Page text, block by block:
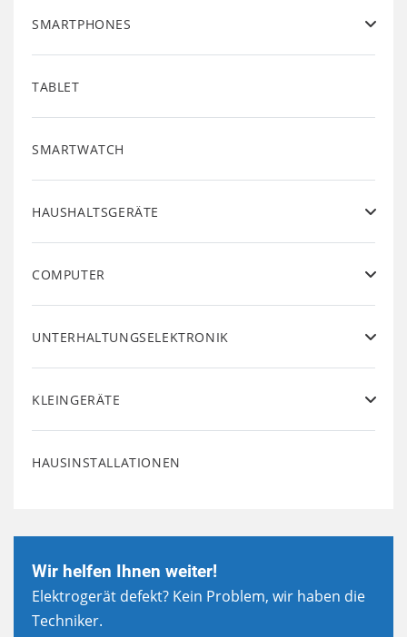
SMARTPHONES
TABLET
SMARTWATCH
HAUSHALTSGERÄTE
COMPUTER
UNTERHALTUNGSELEKTRONIK
KLEINGERÄTE
HAUSINSTALLATIONEN
Wir helfen Ihnen weiter!
Elektrogerät defekt? Kein Problem, wir haben die
Techniker.